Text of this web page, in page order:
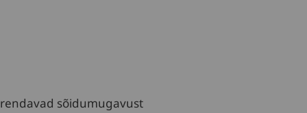
sõidumugavust